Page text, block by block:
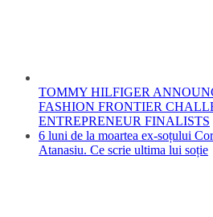
TOMMY HILFIGER
FASHION FRONTIER
ENTREPRENEUR FINALISTS
6 luni de la moartea ex-soțului
Atanasiu. Ce scrie ultima lui soție